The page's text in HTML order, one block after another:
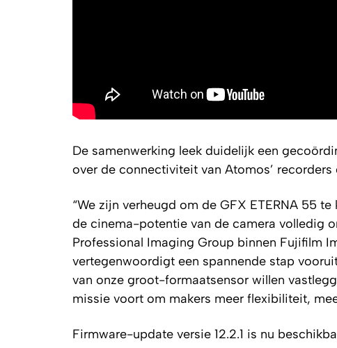
De samenwerking leek duidelijk een
over de connectiviteit van Atomos’ recorders
“We zijn verheugd om de GFX ETERNA 55
de cinema-potentie van de camera volledig
Professional Imaging Group binnen Fujifilm
vertegenwoordigt een spannende stap
van onze groot-formaatsensor willen
missie voort om makers meer flexibiliteit,
Firmware-update versie 12.2.1 is nu